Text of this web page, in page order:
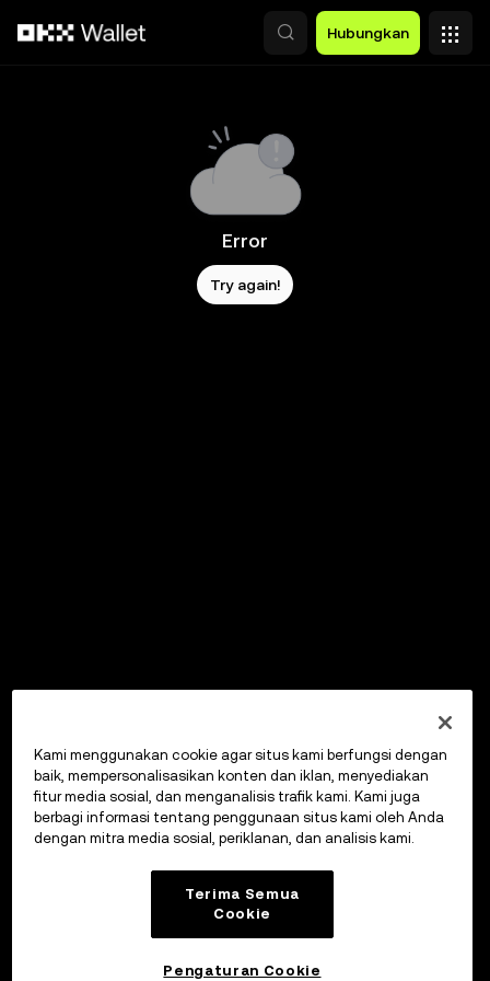
Hubungkan
Error
Try again!
Kami menggunakan cookie agar situs kami berfungsi dengan
baik, mempersonalisasikan konten dan iklan, menyediakan
fitur media sosial, dan menganalisis trafik kami. Kami juga
berbagi informasi tentang penggunaan situs kami oleh Anda
dengan mitra media sosial, periklanan, dan analisis kami.
Terima Semua
Cookie
Pengaturan Cookie